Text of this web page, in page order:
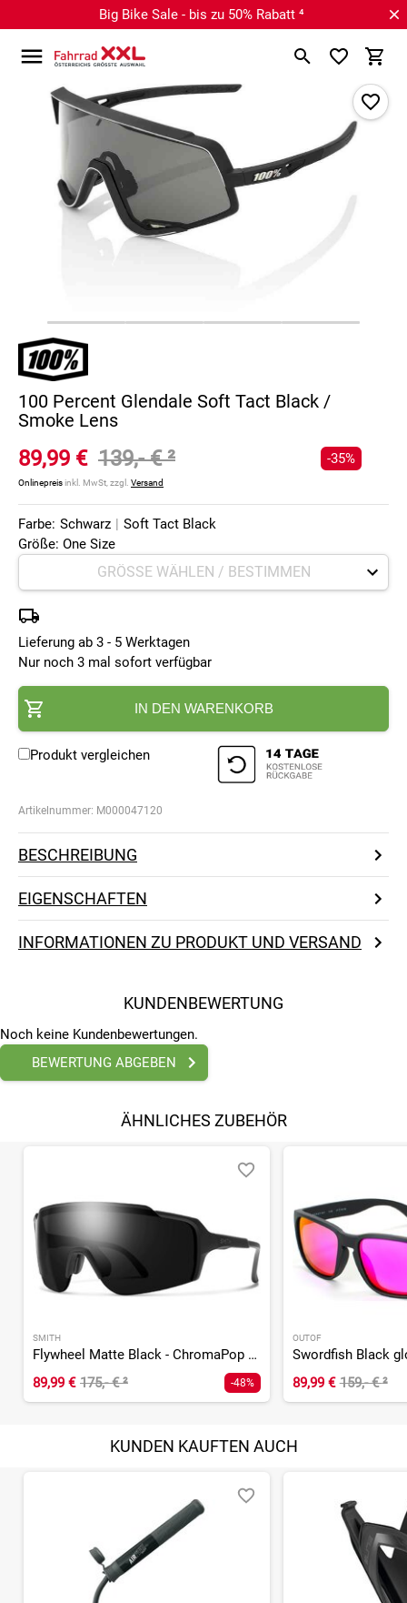
Big Bike Sale - bis zu 50% Rabatt ⁴
100 Percent Glendale Soft Tact Black /
Smoke Lens
89,99 € 139,- €²
Onlinepreisinkl. MwSt, zzgl. Versand
-35%
Farbe: Schwarz | Soft Tact Black
Größe: One Size
Lieferung ab 3 - 5 Werktagen
Nur noch 3 mal sofort verfügbar
IN DEN WARENKORB
Produkt vergleichen
Artikelnummer: M000047120
BESCHREIBUNG
EIGENSCHAFTEN
INFORMATIONEN ZU PRODUKT UND VERSAND
KUNDENBEWERTUNG
Noch keine Kundenbewertungen.
BEWERTUNG ABGEBEN
ÄHNLICHES ZUBEHÖR
SMITH
Flywheel Matte Black - ChromaPop Black
89,99 € 175,- €² -48%
OUTOF
89,99 € 159,- €²
KUNDEN KAUFTEN AUCH